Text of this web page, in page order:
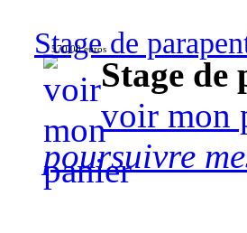
Stage de
570,00 euros
Stage de
voir mon
poursuivre